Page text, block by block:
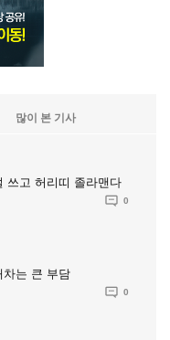
많이 본 기사
쓰고 허리띠 졸라맨다
0
차는 큰 부담
0